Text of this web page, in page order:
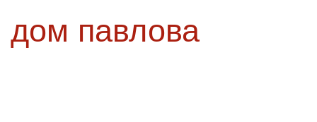
дом павлова